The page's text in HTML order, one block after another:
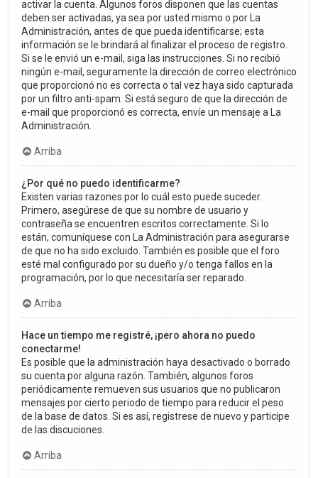
activar la cuenta. Algunos foros disponen que las cuentas
deben ser activadas, ya sea por usted mismo o por La
Administración, antes de que pueda identificarse; esta
información se le brindará al finalizar el proceso de registro.
Si se le envió un e-mail, siga las instrucciones. Si no recibió
ningún e-mail, seguramente la dirección de correo electrónico
que proporcionó no es correcta o tal vez haya sido capturada
por un filtro anti-spam. Si está seguro de que la dirección de
e-mail que proporcionó es correcta, envíe un mensaje a La
Administración.
Arriba
¿Por qué no puedo identificarme?
Existen varias razones por lo cuál esto puede suceder.
Primero, asegúrese de que su nombre de usuario y
contraseña se encuentren escritos correctamente. Si lo
están, comuníquese con La Administración para asegurarse
de que no ha sido excluido. También es posible que el foro
esté mal configurado por su dueño y/o tenga fallos en la
programación, por lo que necesitaría ser reparado.
Arriba
Hace un tiempo me registré, ¡pero ahora no puedo
conectarme!
Es posible que la administración haya desactivado o borrado
su cuenta por alguna razón. También, algunos foros
periódicamente remueven sus usuarios que no publicaron
mensajes por cierto periodo de tiempo para reducir el peso
de la base de datos. Si es así, registrese de nuevo y participe
de las discuciones.
Arriba